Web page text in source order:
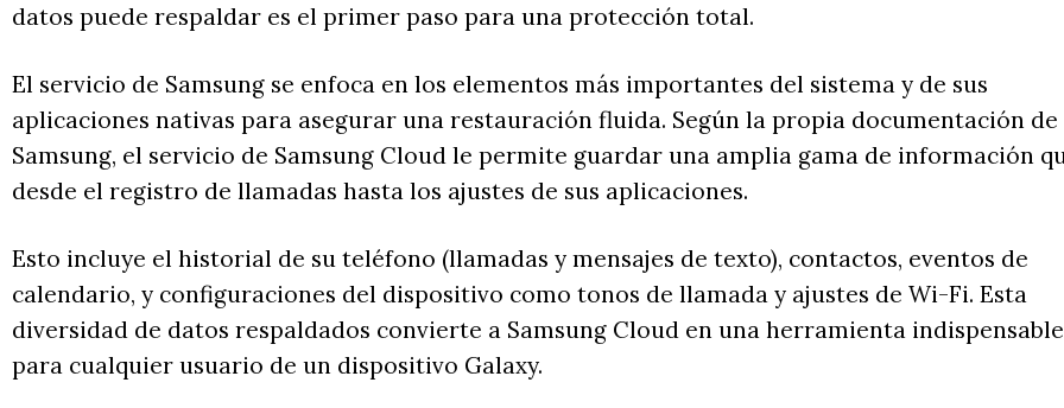
datos puede respaldar es el primer paso para una protección total.
El servicio de Samsung se enfoca en los elementos más importantes del sistema y de sus
aplicaciones nativas para asegurar una restauración fluida. Según la propia documentación de
Samsung, el servicio de Samsung Cloud le permite guardar una amplia gama de información
desde el registro de llamadas hasta los ajustes de sus aplicaciones.
Esto incluye el historial de su teléfono (llamadas y mensajes de texto), contactos, eventos de
calendario, y configuraciones del dispositivo como tonos de llamada y ajustes de Wi-Fi. Esta
diversidad de datos respaldados convierte a Samsung Cloud en una herramienta indispensable
para cualquier usuario de un dispositivo Galaxy.